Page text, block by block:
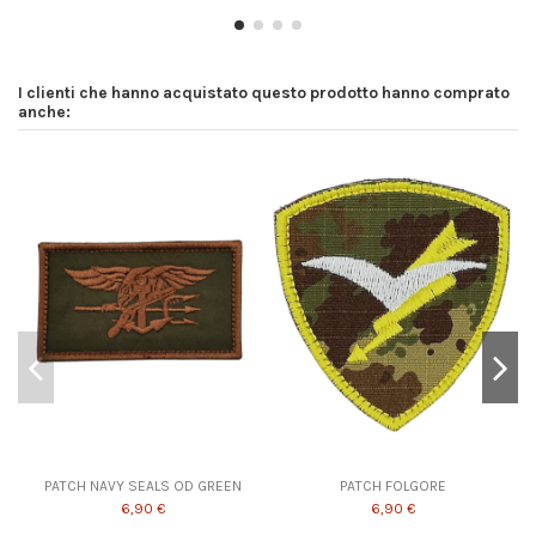
I clienti che hanno acquistato questo prodotto hanno comprato
anche:
PATCH NAVY SEALS OD GREEN
6,90 €
PATCH FOLGORE
6,90 €